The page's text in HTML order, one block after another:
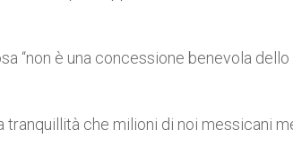
“non è una concessione benevola
tranquillità che milioni di noi messicani